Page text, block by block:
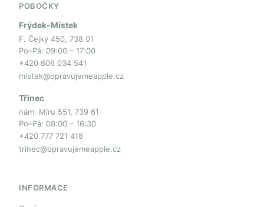
POBOČKY
Frýdek-Místek
F. Čejky 450, 738 01
Po–Pá: 09:00 – 17:00
+420 606 034 541
mistek@opravujemeapple.cz
Třinec
nám. Míru 551, 739 61
Po–Pá: 08:00 – 16:30
+420 777 721 418
trinec@opravujemeapple.cz
INFORMACE